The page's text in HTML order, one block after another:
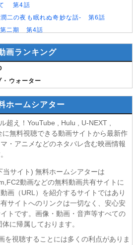
て 第4話
二の夜も眠れぬ奇妙な話- 第6話
第二期 第4話
みません 第6話
第6話
先に行けと言ってから10年がたったら伝
の辺境領主様 第6話
第6話
ムだった件 第4期 第17話
動画 2026年8月7日
で 第5話
リゼ 第6話
87話
の隣人〜 第6話
画ランキング
ウォーター
ホームシアター
超え！YouTube , Hulu , U-NEXT ,
無料視聴できる動画サイトから最新作
・アニメなどのネタバレ含む映画情報
サイト) 無料ホームシアターは
動画などの無料動画共有サイトに
画（URL）を紹介するサイトではあり
サイトへのリンクは一切なく、安心安
トです。画像・動画・音声等すべての
に帰属しております。
を視聴することには多くの利点がありま